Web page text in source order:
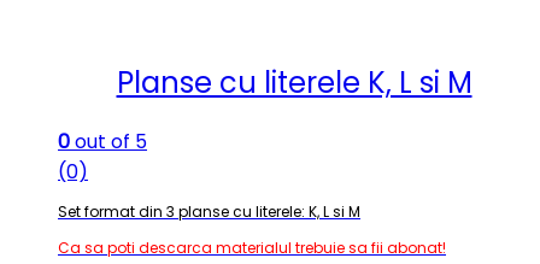
Planse cu literele K, L si M
0out of 5
(0)
Set format din 3 planse cu literele: K, L si M
Ca sa poti descarca materialul trebuie sa fii abonat!